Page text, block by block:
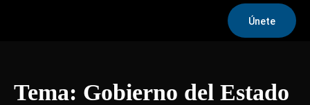
Únete
Tema: Gobierno del Estado